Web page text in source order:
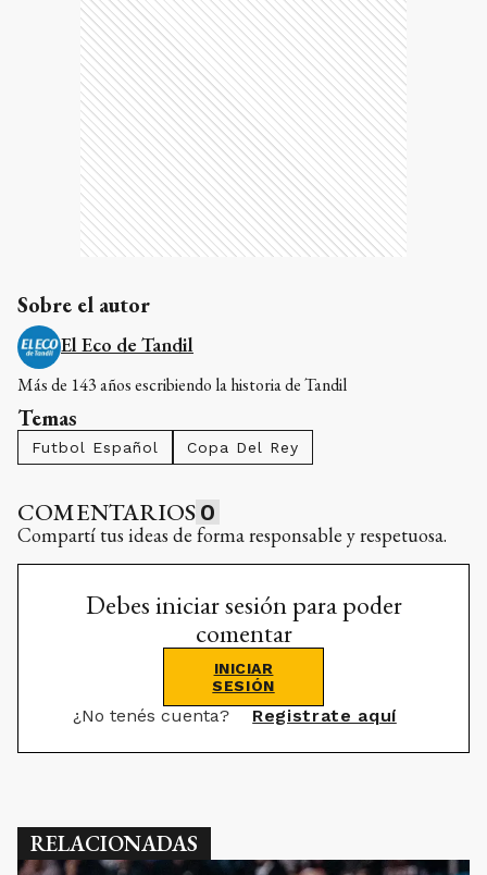
Sobre el autor
El Eco de Tandil
Más de 143 años escribiendo la historia de Tandil
Temas
Futbol Español Copa Del Rey
COMENTARIOS 0
Compartí tus ideas de forma responsable y respetuosa.
Debes iniciar sesión para poder
comentar
INICIAR
SESIÓN
¿No tenés cuenta? Registrate aquí
RELACIONADAS